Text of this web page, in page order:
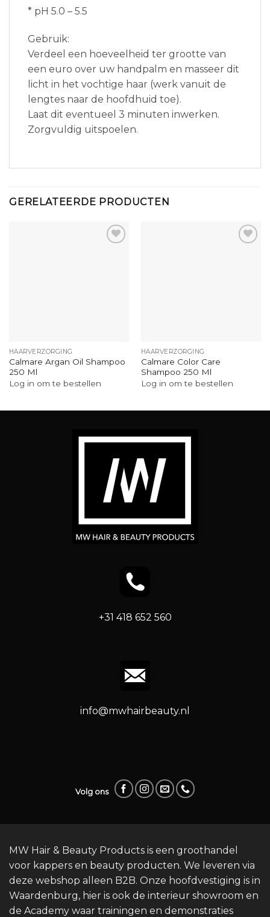
* pH 5.0 – 5.5
Gebruik:
Verdeel een hoeveelheid ter grootte van
een euro over uw handpalm en masseer dit
licht in het vochtige haar (werk vanuit de
lengtes naar de hoofdhuid toe).
Laat dit eventueel 3 minuten inwerken.
Zorgvuldig uitspoelen.
GERELATEERDE PRODUCTEN
HAARVERZORGING
Calmare Argan Oil Shampoo
250 Ml
Log in om te bestellen
HAARVERZORGING
Calmare Color Care
Shampoo 250 Ml
Log in om te bestellen
+31 418 652 560
info@mwhairbeauty.nl
Volg ons
MW Hair & Beauty Products is een groothandel
voor kappers en beauty producten. We leveren via
deze webshop alleen B2B. Onze hoofdvestiging is in
Waardenburg, hier is ook de interieur showroom en
de Academy waar trainingen en demonstraties